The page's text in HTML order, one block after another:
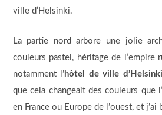
ville d’Helsinki.
La partie nord arbore une jolie
couleurs pastel, héritage de l’empire
notamment l’hôtel de ville d’Helsinki
que cela changeait des couleurs que
en France ou Europe de l’ouest, et j’ai